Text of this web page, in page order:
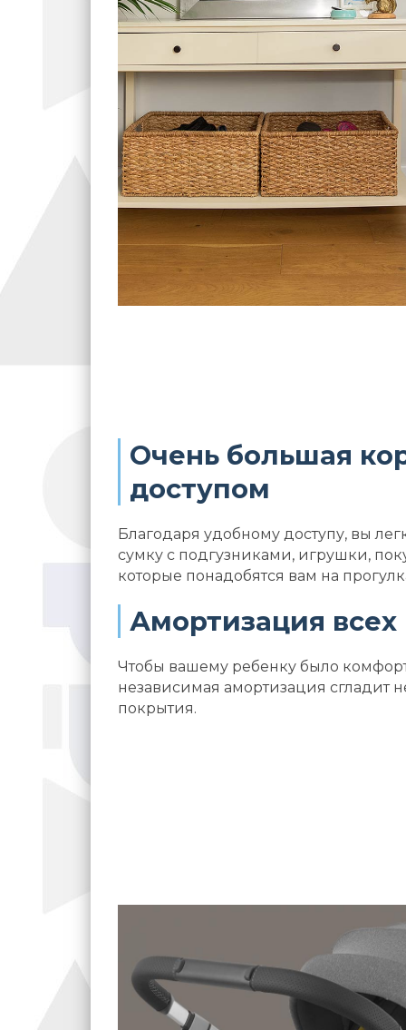
Очень большая
доступом
Благодаря удобному доступу, вы
сумку с подгузниками, игрушки,
которые понадобятся вам на
Амортизация всех
Чтобы вашему ребенку было
независимая амортизация сгладит
покрытия.